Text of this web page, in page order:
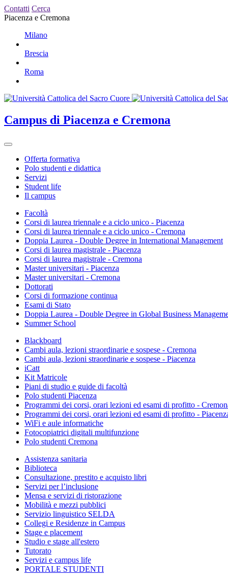
Contatti Cerca
Piacenza e Cremona
Milano
Brescia
Roma
Campus di Piacenza e Cremona
Offerta formativa
Polo studenti e didattica
Servizi
Student life
Il campus
Facoltà
Corsi di laurea triennale e a ciclo unico - Piacenza
Corsi di laurea triennale e a ciclo unico - Cremona
Doppia Laurea - Double Degree in International Management
Corsi di laurea magistrale - Piacenza
Corsi di laurea magistrale - Cremona
Master universitari - Piacenza
Master universitari - Cremona
Dottorati
Corsi di formazione continua
Esami di Stato
Doppia Laurea - Double Degree in Global Business
Summer School
Blackboard
Cambi aula, lezioni straordinarie e sospese - Cremona
Cambi aula, lezioni straordinarie e sospese - Piacenza
iCatt
Kit Matricole
Piani di studio e guide di facoltà
Polo studenti Piacenza
Programmi dei corsi, orari lezioni ed esami di profitto -
Programmi dei corsi, orari lezioni ed esami di profitto -
WiFi e aule informatiche
Fotocopiatrici digitali multifunzione
Polo studenti Cremona
Assistenza sanitaria
Biblioteca
Consultazione, prestito e acquisto libri
Servizi per l’inclusione
Mensa e servizi di ristorazione
Mobilità e mezzi pubblici
Servizio linguistico SELDA
Collegi e Residenze in Campus
Stage e placement
Studio e stage all'estero
Tutorato
Servizi e campus life
PORTALE STUDENTI